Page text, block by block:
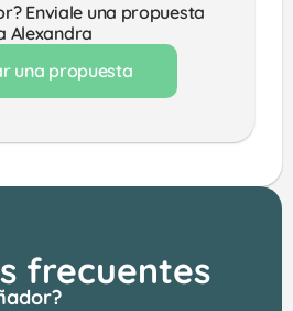
Enviale una propuesta
Alexandra
una propuesta
frecuentes